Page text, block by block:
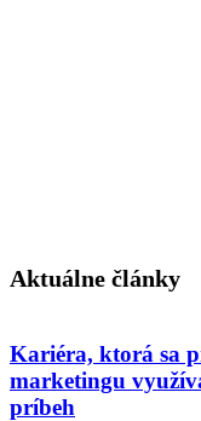
Aktuálne články
Kariéra, ktorá sa
marketingu
príbeh